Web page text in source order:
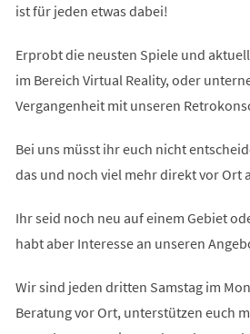
ist für jeden etwas dabei!
Erprobt die neusten Spiele und
im Bereich Virtual Reality, oder
Vergangenheit mit unseren
Bei uns müsst ihr euch nicht
das und noch viel mehr direkt vor Ort
Ihr seid noch neu auf einem Gebiet
habt aber Interesse an unseren
Wir sind jeden dritten Samstag im
Beratung vor Ort, unterstützen euch